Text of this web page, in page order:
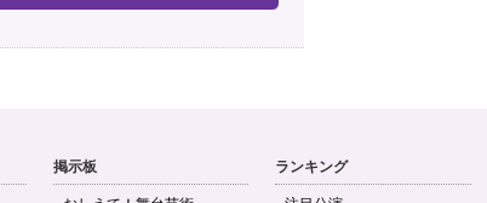
掲示板 ランキング